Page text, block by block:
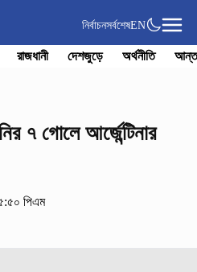
নির্বাচনসর্বশেষEN
রাজধানী দেশজুড়ে অর্থনীতি
৭ গোলে আর্জেন্টিনার
পিএম